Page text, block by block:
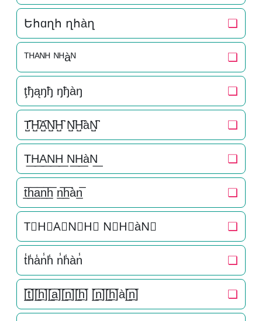
Եհɑղհ ղհàղ ❏
ᵀᴴᴬᴺᴴ ᴺᴴàᴺ ❏
ţђąŋђ ŋђàŋ ❏
T̺͆H̺͆A̺͆N̺͆H̺͆ N̺͆H̺͆àN̺͆ ❏
T͟H͟A͟N͟H͟ N͟H͟àN͟ ❏
t̲̅h̲̅a̲̅n̲̅h̲̅ n̲̅h̲̅àn̲̅ ❏
T⃣H⃣A⃣N⃣H⃣ N⃣H⃣àN⃣ ❏
t̾h̾a̾n̾h̾ n̾h̾àn̾ ❏
[̲̅t̲̅][̲̅h̲̅][̲̅a̲̅][̲̅n̲̅][̲̅h̲̅] [̲̅n̲̅][̲̅h̲̅]à[̲̅n̲̅] ❏